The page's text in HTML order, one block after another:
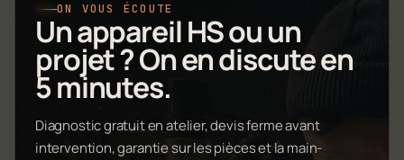
ON VOUS ÉCOUTE
Un appareil HS ou un
projet ? On en discute en
5 minutes.
Diagnostic gratuit en atelier, devis ferme avant
intervention, garantie sur les pièces et la main-